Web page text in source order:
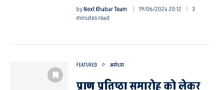
byNext Khabar Team 19/06/2024 20:12
3
minutes read
FEATURED अयोध्या
प्राण प्रतिष्ठा समारोह को लेकर